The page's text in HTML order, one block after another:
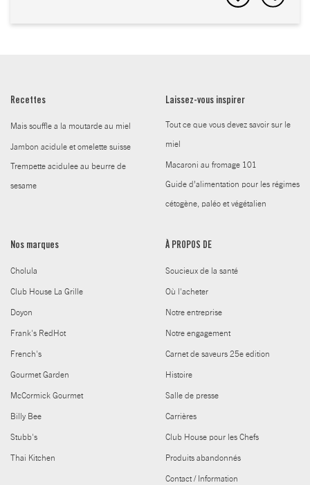
Recettes
Mais souffle a la moutarde au miel
Jambon acidule et omelette suisse
Trempette acidulee au beurre de
sesame
Laissez-vous inspirer
Tout ce que vous devez savoir sur le
miel
Macaroni au fromage 101
Guide d’alimentation pour les régimes
cétogène, paléo et végétalien
Nos marques
Cholula
Club House La Grille
Doyon
Frank's RedHot
French's
Gourmet Garden
McCormick Gourmet
Billy Bee
Stubb's
Thai Kitchen
À PROPOS DE
Soucieux de la santé
Où l'acheter
Notre entreprise
Notre engagement
Carnet de saveurs 25e edition
Histoire
Salle de presse
Carrières
Club House pour les Chefs
Produits abandonnés
Contact / Information